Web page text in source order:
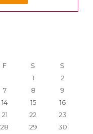
F S
S
1
2
7 8
9
14 15
16
21 22
23
28 29
30